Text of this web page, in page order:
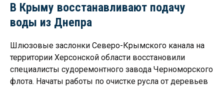
В Крыму восстанавливают подачу
воды из Днепра
Шлюзовые заслонки Северо-Крымского канала на
территории Херсонской области восстановили
специалисты судоремонтного завода Черноморского
флота. Начаты работы по очистке русла от деревьев